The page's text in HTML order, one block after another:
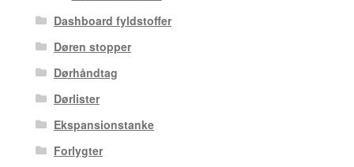
Dashboard fyldstoffer
Døren stopper
Dørhåndtag
Dørlister
Ekspansionstanke
Forlygter